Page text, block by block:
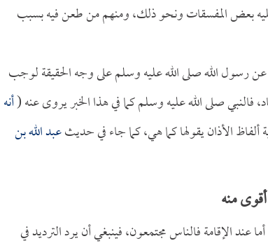
عليه بعض المفسقات ونحو ذلك، ومنهم من طعن فيه بسبب
رسول الله صلى الله عليه وسلم على وجه الحقيقة لوجب
فالنبي صلى الله عليه وسلم كما في هذا الخبر يروى عنه (أنه
ألفاظ الأذان يقولها كما هي، كما جاء في حديثعبد الله بن
منه
عند الإقامة فالناس مجتمعون، فينبغي أن يرد الترديد في